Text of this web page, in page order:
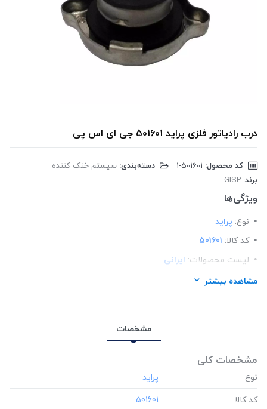
درب رادیاتور فلزی پراید 501601 جی ای اس پی
کد محصول: دسته‌بندی: سیستم خنک کننده
برند: GISP
ویژگی‌ها
نوع: پراید
کد کالا: 501601
لیست محصولات: ایرانی
برند:GISP
مشاهده بیشتر
مشخصات
مشخصات کلی
نوع
کد کالا
‎501601